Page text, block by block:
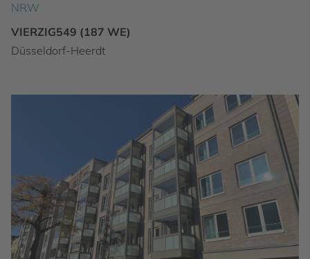
NRW
VIERZIG549 (187 WE)
Düsseldorf-Heerdt